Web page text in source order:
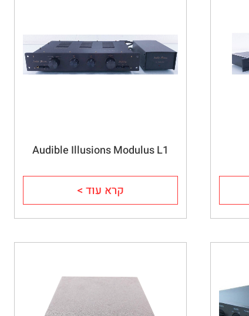
Audible Illusions Modulus L1
קרא עוד >